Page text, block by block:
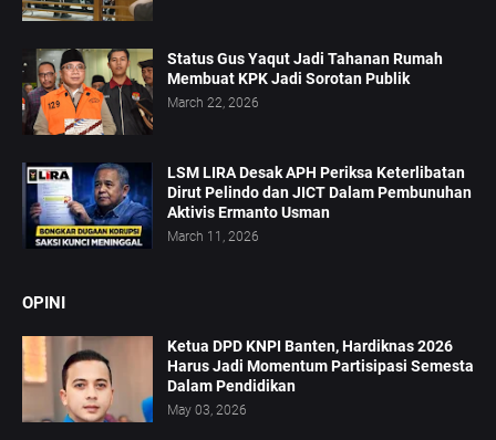
Status Gus Yaqut Jadi Tahanan Rumah
Membuat KPK Jadi Sorotan Publik
March 22, 2026
LSM LIRA Desak APH Periksa Keterlibatan
Dirut Pelindo dan JICT Dalam Pembunuhan
Aktivis Ermanto Usman
March 11, 2026
OPINI
Ketua DPD KNPI Banten, Hardiknas 2026
Harus Jadi Momentum Partisipasi Semesta
Dalam Pendidikan
May 03, 2026